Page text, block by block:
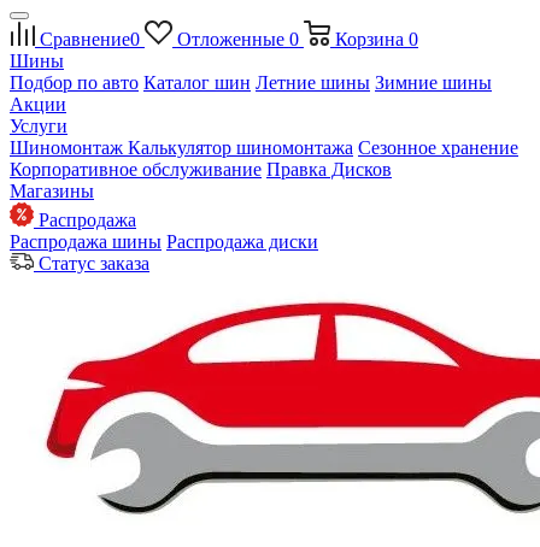
Сравнение0 Отложенные 0 Корзина 0
Шины
Подбор по авто Каталог шин Летние шины Зимние шины
Акции
Услуги
Шиномонтаж Калькулятор шиномонтажа Сезонное хранение
Корпоративное обслуживание Правка Дисков
Магазины
Распродажа
Распродажа шины Распродажа диски
Статус заказа